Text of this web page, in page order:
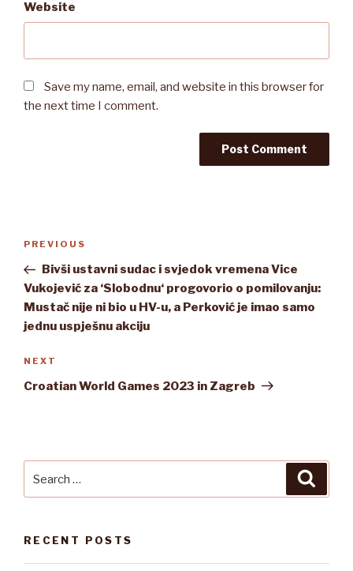
Website
Save my name, email, and website in this browser for
the next time I comment.
Previous
Post
PREVIOUS
Bivši ustavni sudac i svjedok vremena Vice
Vukojević za ‘Slobodnu‘ progovorio o pomilovanju:
Mustač nije ni bio u HV-u, a Perković je imao samo
jednu uspješnu akciju
Next
Post
NEXT
Croatian World Games 2023 in Zagreb
for:
RECENT POSTS